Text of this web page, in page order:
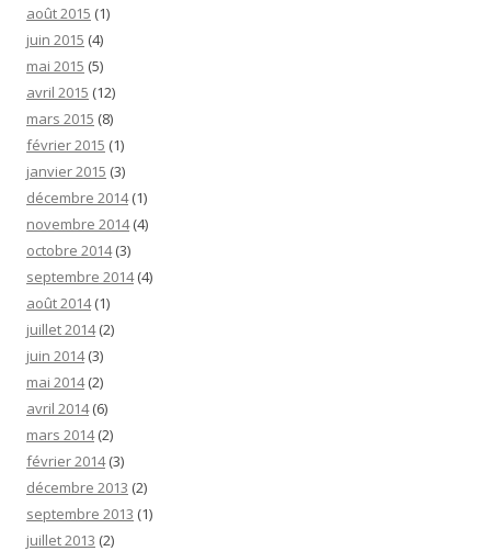
août 2015 (1)
juin 2015 (4)
mai 2015 (5)
avril 2015 (12)
mars 2015 (8)
février 2015 (1)
janvier 2015 (3)
décembre 2014(1)
novembre 2014(4)
octobre 2014(3)
septembre 2014(4)
août 2014(1)
juillet 2014(2)
juin 2014(3)
mai 2014(2)
avril 2014(6)
mars 2014(2)
février 2014(3)
décembre 2013 (2)
septembre 2013 (1)
juillet 2013 (2)